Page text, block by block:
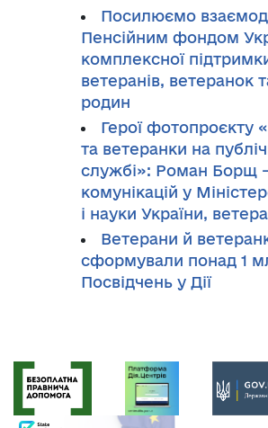
Посилюємо
Пенсійним фондом
комплексної
ветеранів, ветеранок
родин
Герої фотопроєкту
та ветеранки на
службі»: Роман Борщ
комунікацій у
і науки України,
Ветерани й
сформували понад 1
Посвідчень у Дії